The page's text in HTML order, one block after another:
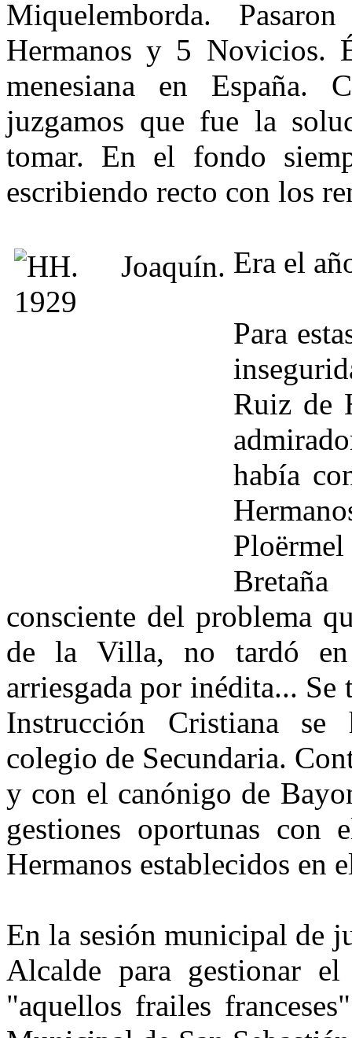
Miquelemborda.
Hermanos y 5 Novicios.
menesiana en España.
juzgamos que fue la
tomar. En el fondo
escribiendo recto con los
Era el
Para
Ruiz de
había
consciente del problema
de la Villa, no tardó
arriesgada por inédita... Se
Instrucción Cristiana se
colegio de Secundaria.
y con el canónigo de
gestiones oportunas con
Hermanos establecidos en
En la sesión municipal de
Alcalde para gestionar
"aquellos frailes